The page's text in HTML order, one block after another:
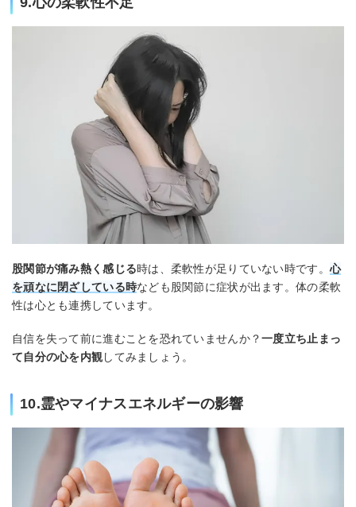
股関節が痛み熱く感じる時は、柔軟性が足りていない時です。 心
を頑なに閉ざしている時なども股関節に症状が出ます。体の柔軟
性は心とも連携しています。
自信を失って前に進むことを恐れていませんか？一度立ち止まっ
て自分の心を内観してみましょう。
10.霊やマイナスエネルギーの影響